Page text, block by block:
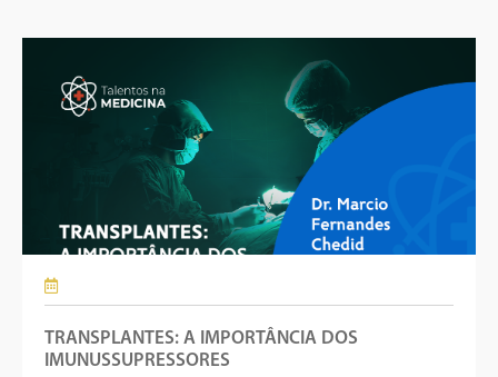
TRANSPLANTES: A IMPORTÂNCIA DOS
IMUNUSSUPRESSORES